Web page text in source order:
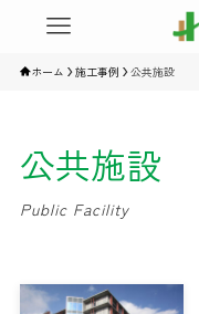
ホーム 施工事例 公共施設
公共施設
Public Facility